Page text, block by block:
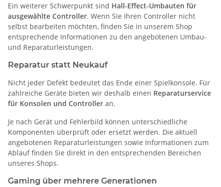
Ein weiterer Schwerpunkt sind Hall-Effect-Umbauten für
ausgewählte Controller. Wenn Sie Ihren Controller nicht
selbst bearbeiten möchten, finden Sie in unserem Shop
entsprechende Informationen zu den angebotenen Umbau-
und Reparaturleistungen.
Reparatur statt Neukauf
Nicht jeder Defekt bedeutet das Ende einer Spielkonsole. Für
zahlreiche Geräte bieten wir deshalb einen Reparaturservice
für Konsolen und Controller an.
Je nach Gerät und Fehlerbild können unterschiedliche
Komponenten überprüft oder ersetzt werden. Die aktuell
angebotenen Reparaturleistungen sowie Informationen zum
Ablauf finden Sie direkt in den entsprechenden Bereichen
unseres Shops.
Gaming über mehrere Generationen